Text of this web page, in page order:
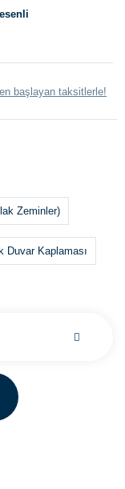
başlayan taksitlerle!
Zeminler)
Duvar Kaplaması